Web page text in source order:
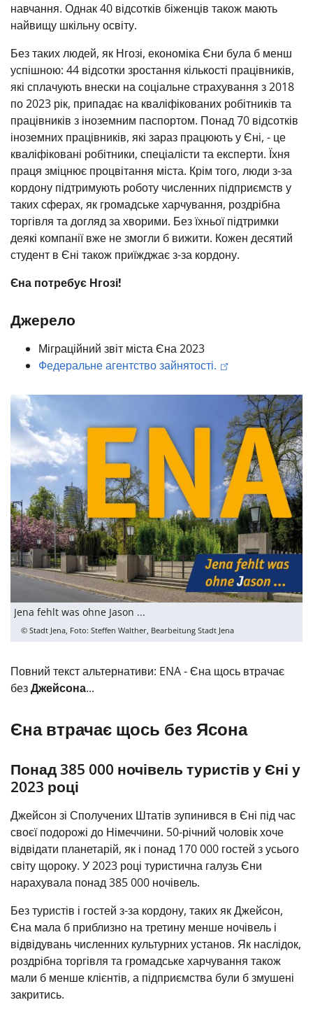
навчання. Однак 40 відсотків біженців також мають
найвищу шкільну освіту.
Без таких людей, як Нгозі, економіка Єни була б менш
успішною: 44 відсотки зростання кількості працівників,
які сплачують внески на соціальне страхування з 2018
по 2023 рік, припадає на кваліфікованих робітників та
працівників з іноземним паспортом. Понад 70 відсотків
іноземних працівників, які зараз працюють у Єні, - це
кваліфіковані робітники, спеціалісти та експерти. Їхня
праця зміцнює процвітання міста. Крім того, люди з-за
кордону підтримують роботу численних підприємств у
таких сферах, як громадське харчування, роздрібна
торгівля та догляд за хворими. Без їхньої підтримки
деякі компанії вже не змогли б вижити. Кожен десятий
студент в Єні також приїжджає з-за кордону.
Єна потребує Нгозі!
Джерело
Міграційний звіт міста Єна 2023
Федеральне агентство зайнятості.
Jena fehlt was ohne Jason ...
© Stadt Jena, Foto: Steffen Walther, Bearbeitung Stadt Jena
Повний текст альтернативи: ENA - Єна щось втрачає
безДжейсона...
Єна втрачає щось без Ясона
Понад 385 000 ночівель туристів у Єні у
2023 році
Джейсон зі Сполучених Штатів зупинився в Єні під час
своєї подорожі до Німеччини. 50-річний чоловік хоче
відвідати планетарій, як і понад 170 000 гостей з усього
світу щороку. У 2023 році туристична галузь Єни
нарахувала понад 385 000 ночівель.
Без туристів і гостей з-за кордону, таких як Джейсон,
Єна мала б приблизно на третину менше ночівель і
відвідувань численних культурних установ. Як наслідок,
роздрібна торгівля та громадське харчування також
мали б менше клієнтів, а підприємства були б змушені
закритись.